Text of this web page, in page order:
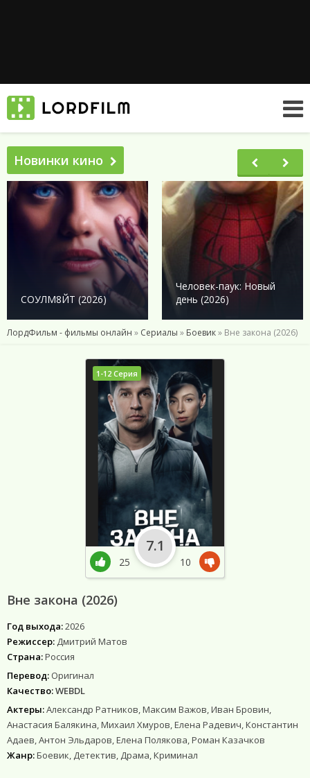
Новинки кино
СОУЛМ8ЙТ (2026)
Человек-паук: Новый
день (2026)
ЛордФильм - фильмы онлайн » Сериалы » Боевик» Вне закона (2026)
Вне закона (2026)
Год выхода:2026
Режиссер: Дмитрий Матов
Страна:Россия
Перевод: Оригинал
Качество:WEBDL
Актеры:Александр Ратников, Максим Важов, Иван Бровин,
Анастасия Балякина, Михаил Хмуров, Елена Радевич, Константин
Адаев, Антон Эльдаров, Елена Полякова, Роман Казачков
Жанр:Боевик, Детектив, Драма, Криминал
1-12 Серия
25
7.1
10